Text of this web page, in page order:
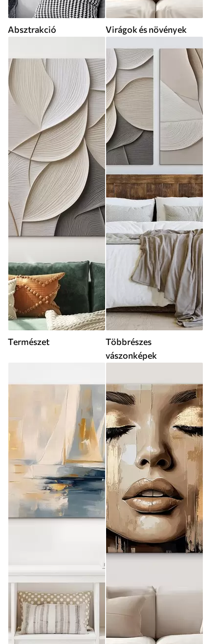
Absztrakció Virágok és növények
Természet
Többrészes
vászonképek